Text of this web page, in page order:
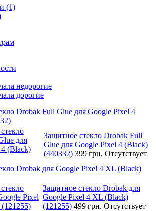
(1)
недорогие
дорогие
Drobak Full Glue для Google Pixel 4
Защитное стекло Drobak Full
Glue для Google Pixel 4 (Black)
(440332) 399 грн. Отсутствует
Drobak для Google Pixel 4 XL (Black)
Защитное стекло Drobak для
Google Pixel 4 XL (Black)
(121255) 499 грн. Отсутствует